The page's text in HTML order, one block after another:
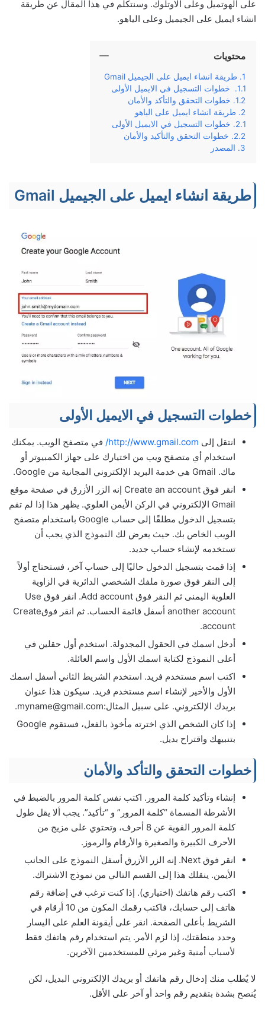
على الهوتميل وعلى الاوتلوك. وسنتكلم في هذا المقال عن طريقة
انشاء ايميل على الجيميل وعلى الياهو.
محتويات
طريقة انشاء ايميل على الجيميل Gmail
خطوات التسجيل في الايميل الأولى
خطوات التحقق والتأكد والأمان
طريقة انشاء ايميل على الياهو
خطوات التسجيل في الايميل الأولى
خطوات التحقق والتأكيد والأمان
المصدر
طريقة انشاء ايميل على الجيميل Gmail
خطوات التسجيل في الايميل الأولى
انتقل إلى http://www.gmail.com/ في متصفح الويب. يمكنك
استخدام أي متصفح ويب من اختيارك على جهاز الكمبيوتر أو
ماك. Gmail هي خدمة البريد الإلكتروني المجانية من Google.
انقر فوق Create an account إنه الزر الأزرق في صفحة موقع
Gmail الإلكتروني في الركن الأيمن العلوي. يظهر هذا إذا لم تقم
بتسجيل الدخول مطلقًا إلى حساب Google باستخدام متصفح
الويب الخاص بك. حيث يعرض لك النموذج الذي يجب أن
تستخدمه لإنشاء حساب جديد.
إذا قمت بتسجيل الدخول حاليًا إلى حساب آخر، فستحتاج أولاً
إلى النقر فوق صورة ملفك الشخصي الدائرية في الزاوية
العلوية اليمنى ثم النقر فوق Add account. انقر فوق Use
another account أسفل قائمة الحساب. ثم انقر فوقCreate
account.
أدخل اسمك في الحقول المجدولة. استخدم أول حقلين في
أعلى النموذج لكتابة اسمك الأول واسم العائلة.
اكتب اسم مستخدم فريد. استخدم الشريط الثاني أسفل اسمك
الأول والأخير لإنشاء اسم مستخدم فريد. سيكون هذا عنوان
بريدك الإلكتروني. على سبيل المثال:myname@gmail.com.
إذا كان الشخص الذي اخترته مأخوذ بالفعل، فستقوم Google
بتنبيهك واقتراح بديل.
خطوات التحقق والتأكد والأمان
إنشاء وتأكيد كلمة المرور. اكتب نفس كلمة المرور بالضبط في
الأشرطة المسماة “كلمة المرور” و “تأكيد”. يجب ألا يقل طول
كلمة المرور القوية عن 8 أحرف، وتحتوي على مزيج من
الأحرف الكبيرة والصغيرة والأرقام والرموز.
انقر فوق Next. إنه الزر الأزرق أسفل النموذج على الجانب
الأيمن. ينقلك هذا إلى القسم التالي من نموذج الاشتراك.
اكتب رقم هاتفك (اختياري). إذا كنت ترغب في إضافة رقم
هاتف إلى حسابك، فاكتب رقمك المكون من 10 أرقام في
الشريط بأعلى الصفحة. انقر على أيقونة العلم على اليسار
وحدد منطقتك، إذا لزم الأمر. يتم استخدام رقم هاتفك فقط
لأسباب أمنية وغير مرئي للمستخدمين الآخرين.
لا يُطلب منك إدخال رقم هاتفك أو بريدك الإلكتروني البديل، لكن
يُنصح بشدة بتقديم رقم واحد أو آخر على الأقل.